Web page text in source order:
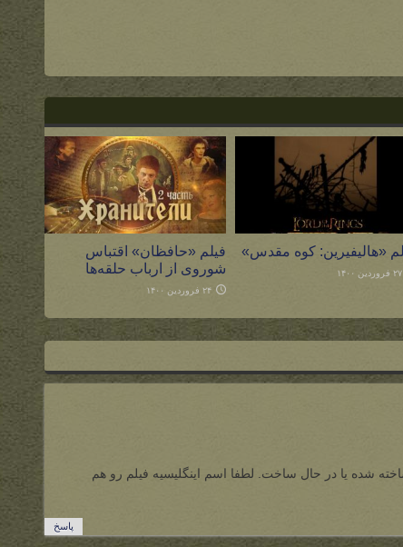
«هالیفیرین: کوه مقدس»
۲۷ فروردین ۱۴۰۰
فیلم «حافظان» اقتباس
شوروی از ارباب حلقه‌ها
۲۴ فروردین ۱۴۰۰
شده یا در حال ساخت. لطفا اسم اینگلیسیه فیلم رو هم
پاسخ